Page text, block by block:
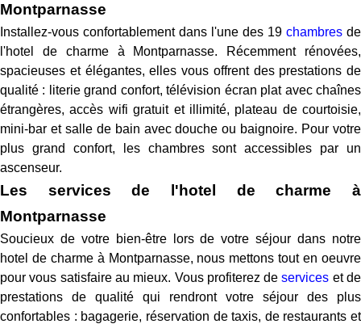
Montparnasse
Installez-vous confortablement dans l'une des 19 chambres de
l'hotel de charme à Montparnasse. Récemment rénovées,
spacieuses et élégantes, elles vous offrent des prestations de
qualité : literie grand confort, télévision écran plat avec chaînes
étrangères, accès wifi gratuit et illimité, plateau de courtoisie,
mini-bar et salle de bain avec douche ou baignoire. Pour votre
plus grand confort, les chambres sont accessibles par un
ascenseur.
Les services de l'hotel de charme à
Montparnasse
Soucieux de votre bien-être lors de votre séjour dans notre
hotel de charme à Montparnasse, nous mettons tout en oeuvre
pour vous satisfaire au mieux. Vous profiterez deservices et de
prestations de qualité qui rendront votre séjour des plus
confortables : bagagerie, réservation de taxis, de restaurants et